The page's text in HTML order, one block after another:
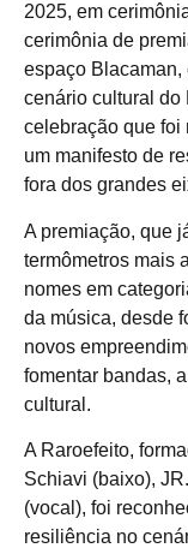
2025, em
cerimônia de
espaço Blacaman,
cenário cultural do
celebração que foi
um manifesto de
fora dos grandes
A premiação, que
termômetros mais
nomes em
da música, desde
novos
fomentar bandas,
cultural.
A Raroefeito,
Schiavi (baixo),
(vocal), foi
resiliência no